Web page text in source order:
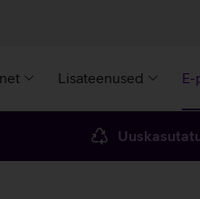
Lisateenused E-